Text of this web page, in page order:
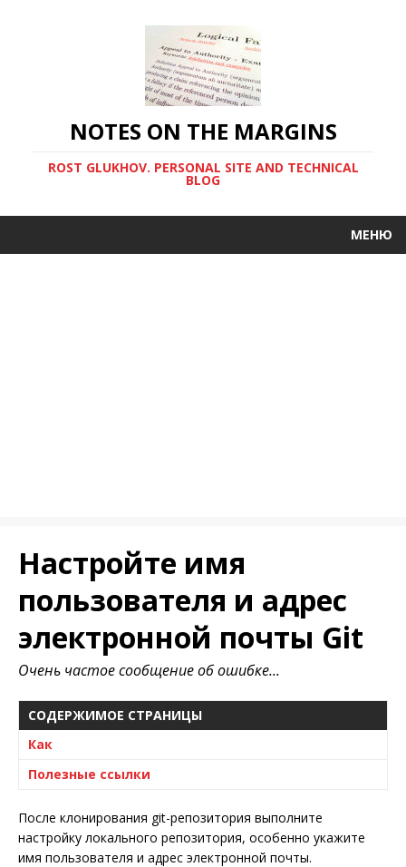
NOTES ON THE MARGINS
ROST GLUKHOV. PERSONAL SITE AND TECHNICAL
BLOG
МЕНЮ
Настройте имя
пользователя и адрес
электронной почты Git
Очень частое сообщение об ошибке...
СОДЕРЖИМОЕ СТРАНИЦЫ
Как
Полезные ссылки
После клонирования git-репозитория выполните
настройку локального репозитория, особенно укажите
имя пользователя и адрес электронной почты.